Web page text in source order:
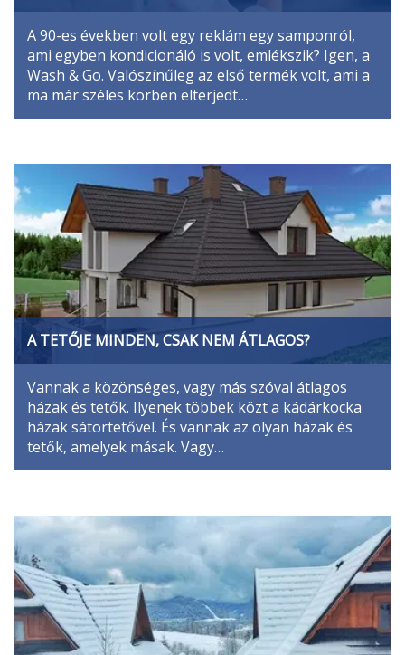
A 90-es években volt egy reklám egy samponról,
ami egyben kondicionáló is volt, emlékszik? Igen, a
Wash & Go. Valószínűleg az első termék volt, ami a
ma már széles körben elterjedt…
A TETŐJE MINDEN, CSAK NEM ÁTLAGOS?
Vannak a közönséges, vagy más szóval átlagos
házak és tetők. Ilyenek többek közt a kádárkocka
házak sátortetővel. És vannak az olyan házak és
tetők, amelyek másak. Vagy…